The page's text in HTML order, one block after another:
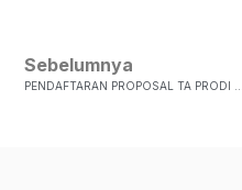
Sebelumnya